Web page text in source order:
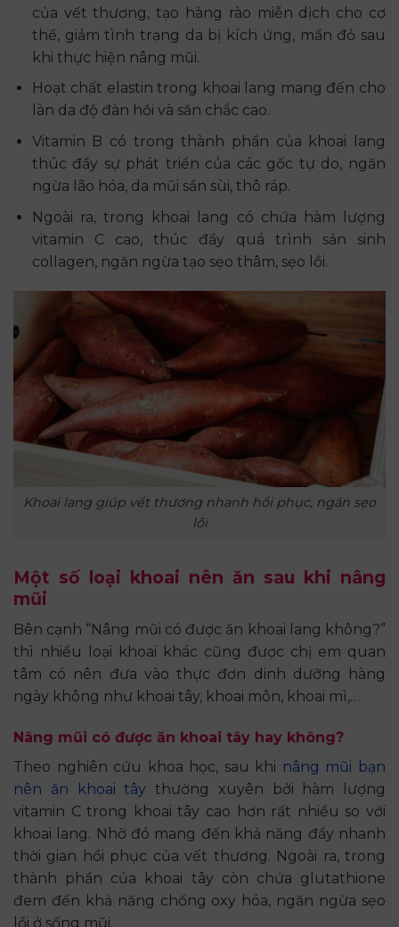
của vết thương, tạo hàng rào miễn dịch cho cơ
thể, giảm tình trạng da bị kích ứng, mẩn đỏ sau
khi thực hiện nâng mũi.
Hoạt chất elastin trong khoai lang mang đến cho
làn da độ đàn hồi và săn chắc cao.
Vitamin B có trong thành phần của khoai lang
thúc đẩy sự phát triển của các gốc tự do, ngăn
ngừa lão hóa, da mũi sần sùi, thô ráp.
Ngoài ra, trong khoai lang có chứa hàm lượng
vitamin C cao, thúc đẩy quá trình sản sinh
collagen, ngăn ngừa tạo sẹo thâm, sẹo lồi.
Khoai lang giúp vết thương nhanh hồi phục, ngăn sẹo
lồi
Một số loại khoai nên ăn sau khi nâng
mũi
Bên cạnh “Nâng mũi có được ăn khoai lang không?”
thì nhiều loại khoai khác cũng được chị em quan
tâm có nên đưa vào thực đơn dinh dưỡng hàng
ngày không như khoai tây, khoai môn, khoai mì,…
Nâng mũi có được ăn khoai tây hay không?
Theo nghiên cứu khoa học, sau khi nâng mũi bạn
nên ăn khoai tây thường xuyên bởi hàm lượng
vitamin C trong khoai tây cao hơn rất nhiều so với
khoai lang. Nhờ đó mang đến khả năng đẩy nhanh
thời gian hồi phục của vết thương. Ngoài ra, trong
thành phần của khoai tây còn chứa glutathione
đem đến khả năng chống oxy hóa, ngăn ngừa sẹo
lồi ở sống mũi.